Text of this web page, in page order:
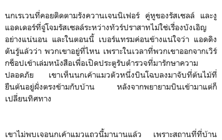
นกเรเวนที่คอยติดตามรังควานเจนนิเฟอร์ คู่หูของรัสเซลล์ และงู
แอดเดอร์ที่จู่โจมรัสเซลล์ระหว่างทัวร์ปราสาทไม่ใช่เรื่องบังเอิญ
อย่างแน่นอน และในตอนนี้ เบอร์แทรมค่อนข้างแน่ใจว่า แอดดิง
ตันรู้แล้วว่า พวกเขาอยู่ที่ไหน เพราะในเวลาที่พวกเขาออกจากเวิร์
กช็อปเข้าเล่มหนังสือเพื่อเปิดประตูรับตำรวจที่มารักษาความ
ปลอดภัย เขาเห็นนกเค้าแมวตัวหนึ่งบินโฉบลงมาจับที่ต้นไม้ที่
ยืนต้นอยู่ฝั่งตรงข้ามกับบ้าน หลังจากพยายามบินเข้ามาแต่ก็
เปลี่ยนทิศทาง
เขาไม่พบเจอนกเค้าแมวแถวนี้มานานแล้ว เพราะสถานที่ที่บ้าน